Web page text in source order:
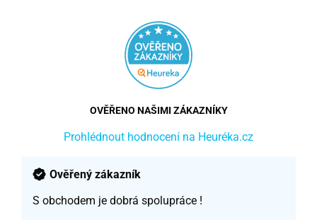
OVĚŘENO NAŠIMI ZÁKAZNÍKY
Prohlédnout hodnocení na Heuréka.cz
Ověřený zákazník
S obchodem je dobrá spolupráce !